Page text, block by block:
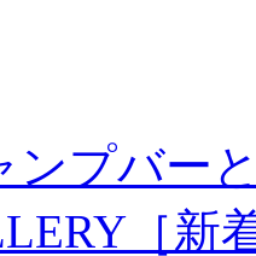
ンプバー
［新